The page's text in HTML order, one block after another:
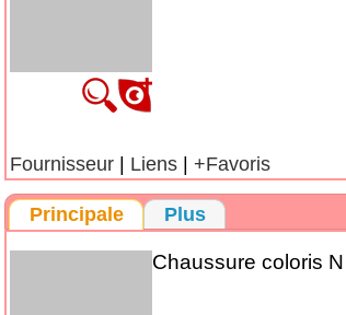
Fournisseur | Liens |+Favoris
Principale Plus
Chaussure coloris